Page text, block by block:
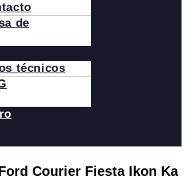
de
técnicos
Courier Fiesta Ikon Ka